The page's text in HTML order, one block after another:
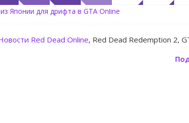
Японии для дрифта в GTA Online
программу Fine Art Collector с наградами
GTA 5 Online The Kortz Center Heist
Red Dead Online, Red Dead Redemption 2,